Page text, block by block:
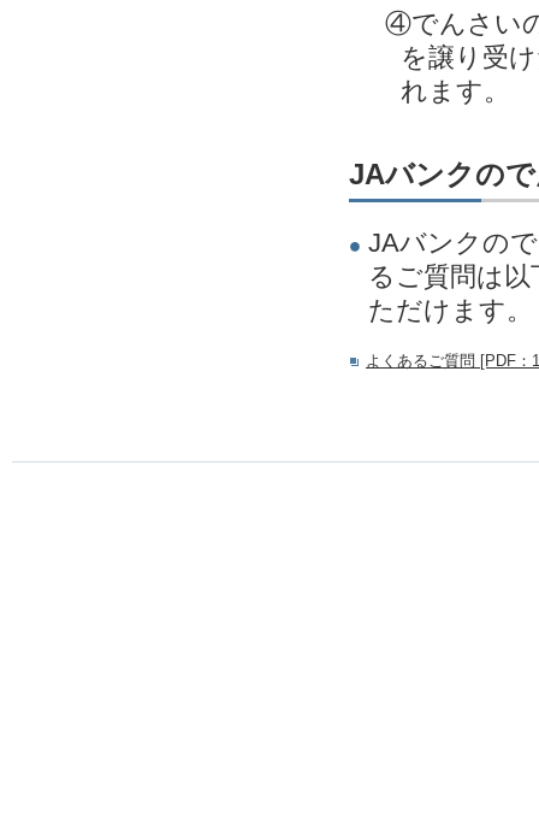
④でんさい
を譲り受
れます。
JAバンクの
JAバンクの
るご質問は
ただけます。
よくあるご質問 [PDF：